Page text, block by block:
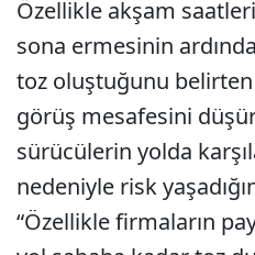
Özellikle akşam
sona ermesinin
toz oluştuğunu
görüş mesafesini
sürücülerin yolda
nedeniyle risk
“Özellikle firmaların